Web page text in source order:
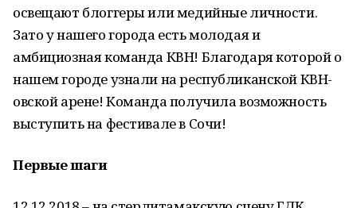
освещают блоггеры или медийные личности.
Зато у нашего города есть молодая и
амбициозная команда КВН! Благодаря которой о
нашем городе узнали на республиканской КВН-
овской арене! Команда получила возможность
выступить на фестивале в Сочи!
Первые шаги